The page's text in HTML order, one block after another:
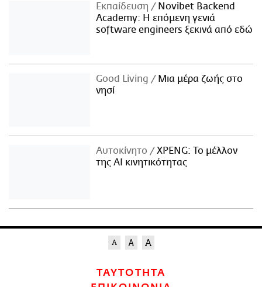
Εκπαίδευση
Novibet Backend
Academy: Η επόμενη γενιά
software engineers ξεκινά από εδώ
Good Living
Μια μέρα ζωής στο
νησί
Αυτοκίνητο
XPENG: Το μέλλον
της AI κινητικότητας
ΤΑΥΤΟΤΗΤΑ